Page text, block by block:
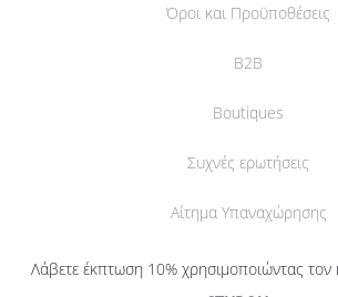
Όροι και Προϋποθέσεις
B2B
Boutiques
Συχνές ερωτήσεις
Αίτημα Υπαναχώρησης
Λάβετε έκπτωση 10% χρησιμοποιώντας τον